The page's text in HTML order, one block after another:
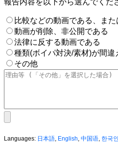
報告内容を以下から選んでくだ
比較などの動画である、ま
動画が削除、非公開である
法律に反する動画である
種類(ボイパ対決/素材)が間違
その他
Languages: 日本語, English, 中国语, 한국인